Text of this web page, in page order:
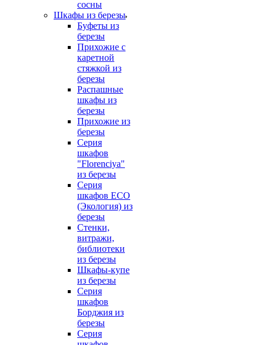
сосны
Шкафы из березы
Буфеты из
березы
Прихожие с
каретной
стяжкой из
березы
Распашные
шкафы из
березы
Прихожие из
березы
Серия
шкафов
"Florenciya"
из березы
Серия
шкафов ECO
(Экология) из
березы
Стенки,
витражи,
библиотеки
из березы
Шкафы-купе
из березы
Серия
шкафов
Борджия из
березы
Серия